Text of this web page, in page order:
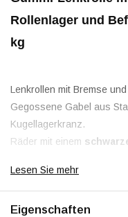
Rollenlager und
kg
Lenkrollen mit Bremse
Gegossene Gabel aus
Kugellagerkranz.
Räder mit einem
Diese Lenkrollen mit
Böden Streifen
Lesen Sie mehr
Eigenschaften